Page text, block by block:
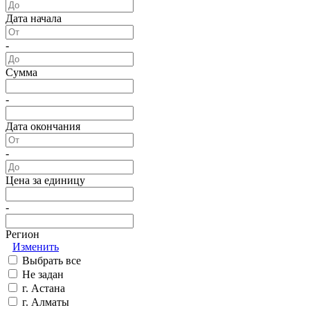
Дата начала
-
Сумма
-
Дата окончания
-
Цена за единицу
-
Регион
Изменить
Выбрать все
Не задан
г. Астана
г. Алматы